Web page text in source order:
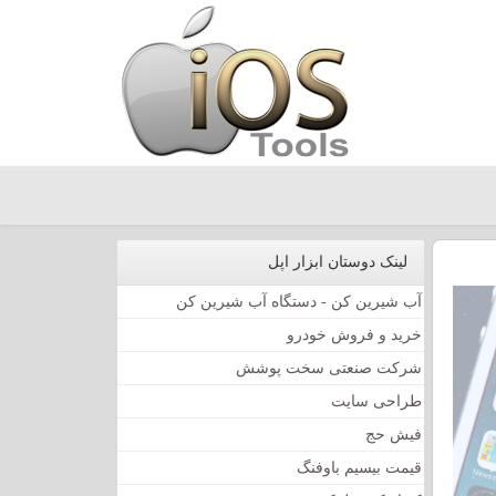
لینک دوستان ابزار اپل
آب شیرین کن - دستگاه آب شیرین کن
خرید و فروش خودرو
شرکت صنعتی سخت پوشش
طراحی سایت
فیش حج
قیمت بیسیم باوفنگ